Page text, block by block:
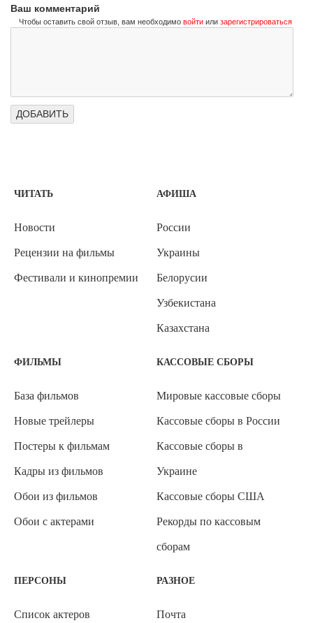
Ваш комментарий
Чтобы оставить свой отзыв, вам необходимо войти или зарегистрироваться
ЧИТАТЬ
Новости
Рецензии на фильмы
Фестивали и кинопремии
АФИША
России
Украины
Белорусии
Узбекистана
Казахстана
ФИЛЬМЫ
База фильмов
Новые трейлеры
Постеры к фильмам
Кадры из фильмов
Обои из фильмов
Обои с актерами
КАССОВЫЕ СБОРЫ
Мировые кассовые сборы
Кассовые сборы в России
Кассовые сборы в
Украине
Кассовые сборы США
Рекорды по кассовым
сборам
ПЕРСОНЫ
Список актеров
РАЗНОЕ
Почта